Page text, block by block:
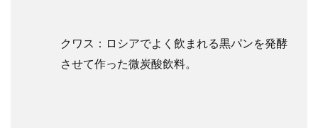
クワス：ロシアでよく飲まれる黒パンを発酵
させて作った微炭酸飲料。